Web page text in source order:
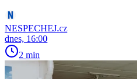
NESPECHEJ.cz
dnes, 16:00
2 min